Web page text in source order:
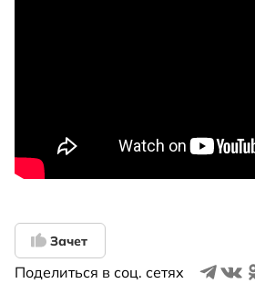
Зачет
Поделиться в соц. сетях